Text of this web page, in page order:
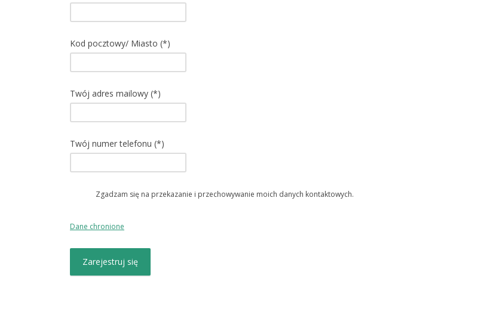
Kod pocztowy/ Miasto (*)
Twój adres mailowy (*)
Twój numer telefonu (*)
Zgadzam się na przekazanie i przechowywanie moich danych kontaktowych.
Dane chronione